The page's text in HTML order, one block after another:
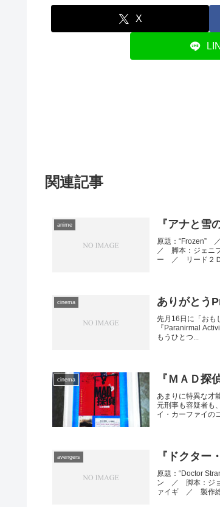
X
関連記事
anime 『アナと雪
原題：“Frozen”
／ 脚本：ジェニ
ー ／ リード２Ｄ
cinema ありがとう
先月16日に「おも
『Paranirmal
もうひとつ...
cinema 『ＭＡＤ探
あまりに特異な才
元刑事も容疑者も
イ・カーファイの
avengers 『ドクター
原題：“Doctor
ン ／ 脚本：ジョ
ァイギ ／ 製作